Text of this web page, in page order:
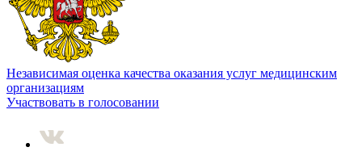
Независимая оценка качества оказания услуг медицинским
организациям
Участвовать в голосовании